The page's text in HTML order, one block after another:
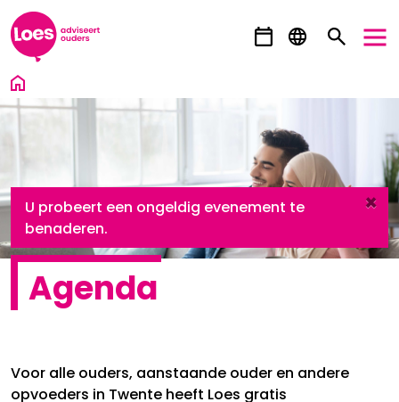
Ga direct naar inhoud
×
danger
U probeert een ongeldig evenement te
benaderen.
Agenda
Voor alle ouders, aanstaande ouder en andere
opvoeders in Twente heeft Loes gratis